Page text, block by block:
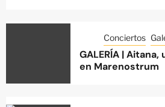
Conciertos
GALERÍA |
en Marenostrum